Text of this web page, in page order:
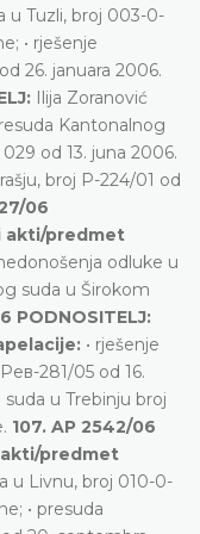
u Tuzli, broj 003-0-
• rješenje
26. januara 2006.
Ilija Zoranović
Kantonalnog
od 13. juna 2006.
broj P-224/01 od
06
akti/predmet
odluke u
suda u Širokom
PODNOSITELJ:
• rješenje
281/05 оd 16.
suda u Trebinju broj
107. AP 2542/06
predmet
u Livnu, broj 010-0-
• presuda